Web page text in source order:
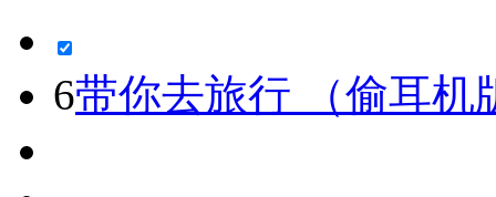
6带你去旅行 （偷耳机